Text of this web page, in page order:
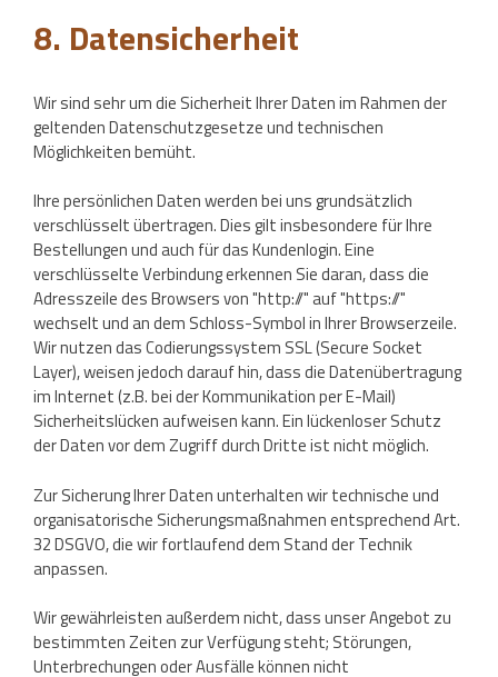
8. Datensicherheit
Wir sind sehr um die Sicherheit Ihrer Daten im Rahmen der
geltenden Datenschutzgesetze und technischen
Möglichkeiten bemüht.
Ihre persönlichen Daten werden bei uns grundsätzlich
verschlüsselt übertragen. Dies gilt insbesondere für Ihre
Bestellungen und auch für das Kundenlogin. Eine
verschlüsselte Verbindung erkennen Sie daran, dass die
Adresszeile des Browsers von "http://" auf "https://"
wechselt und an dem Schloss-Symbol in Ihrer Browserzeile.
Wir nutzen das Codierungssystem SSL (Secure Socket
Layer), weisen jedoch darauf hin, dass die Datenübertragung
im Internet (z.B. bei der Kommunikation per E-Mail)
Sicherheitslücken aufweisen kann. Ein lückenloser Schutz
der Daten vor dem Zugriff durch Dritte ist nicht möglich.
Zur Sicherung Ihrer Daten unterhalten wir technische und
organisatorische Sicherungsmaßnahmen entsprechend Art.
32 DSGVO, die wir fortlaufend dem Stand der Technik
anpassen.
Wir gewährleisten außerdem nicht, dass unser Angebot zu
bestimmten Zeiten zur Verfügung steht; Störungen,
Unterbrechungen oder Ausfälle können nicht